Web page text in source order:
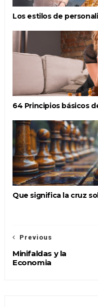
Los estilos de
64 Principios básicos
Que significa la cruz
Previous
Minifaldas y la
Economia